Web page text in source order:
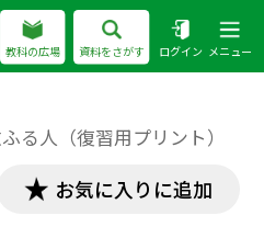
教科の広場 資料をさがす ログイン メニュー
る人（復習用プリント）
お気に入りに追加